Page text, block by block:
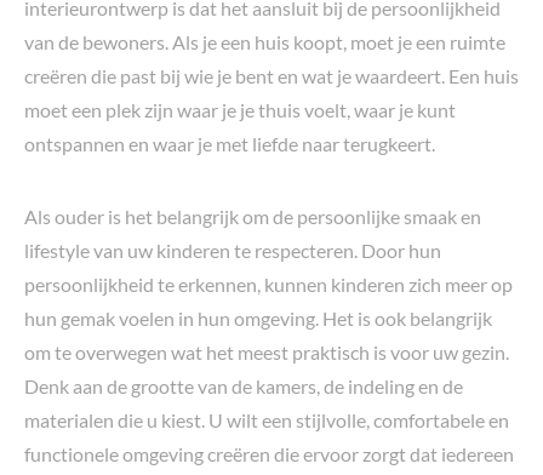
interieurontwerp is dat het aansluit bij de persoonlijkheid
van de bewoners. Als je een huis koopt, moet je een ruimte
creëren die past bij wie je bent en wat je waardeert. Een huis
moet een plek zijn waar je je thuis voelt, waar je kunt
ontspannen en waar je met liefde naar terugkeert.
Als ouder is het belangrijk om de persoonlijke smaak en
lifestyle van uw kinderen te respecteren. Door hun
persoonlijkheid te erkennen, kunnen kinderen zich meer op
hun gemak voelen in hun omgeving. Het is ook belangrijk
om te overwegen wat het meest praktisch is voor uw gezin.
Denk aan de grootte van de kamers, de indeling en de
materialen die u kiest. U wilt een stijlvolle, comfortabele en
functionele omgeving creëren die ervoor zorgt dat iedereen